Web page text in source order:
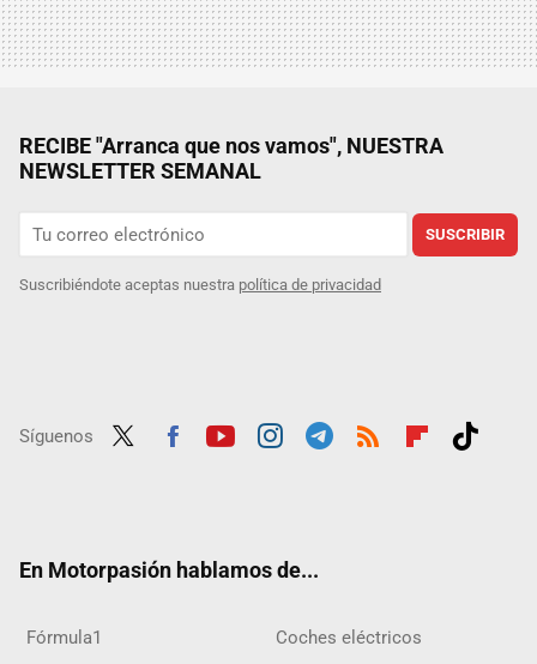
RECIBE "Arranca que nos vamos", NUESTRA
NEWSLETTER SEMANAL
SUSCRIBIR
Suscribiéndote aceptas nuestra política de privacidad
Síguenos
En Motorpasión hablamos de...
Fórmula1 Coches eléctricos